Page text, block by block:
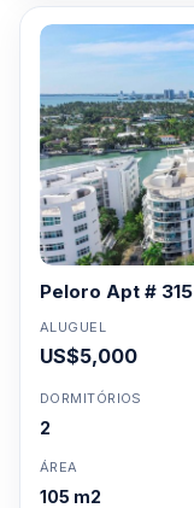
Peloro Apt # 315
ALUGUEL
US$5,000
DORMITÓRIOS
2
ÁREA
105 m2